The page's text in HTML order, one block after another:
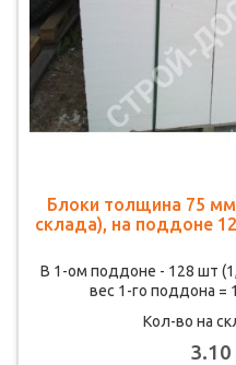
Блоки толщина 75
склада), на поддоне
В 1-ом поддоне - 128 шт
вес 1-го поддона =
Кол-во на